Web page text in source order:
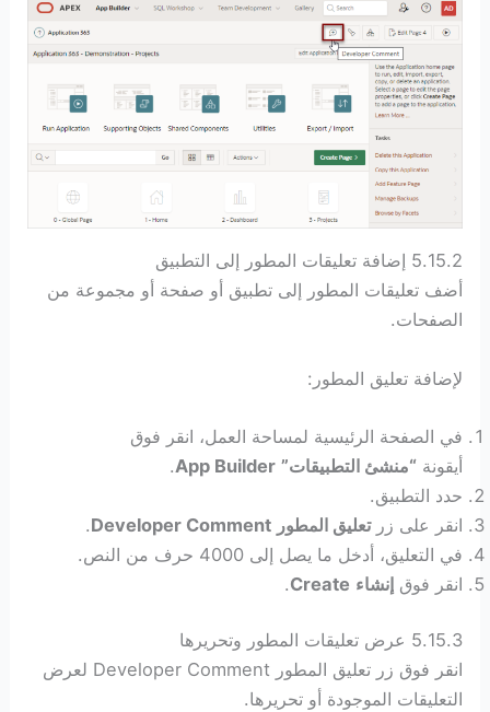
5.15.2 إضافة تعليقات المطور إلى التطبيق
أضف تعليقات المطور إلى تطبيق أو صفحة أو مجموعة من
الصفحات.
لإضافة تعليق المطور:
في الصفحة الرئيسية لمساحة العمل، انقر فوق
أيقونة“منشئ التطبيقات” App Builder
.
حدد التطبيق.
انقر على زرتعليق المطور Developer Comment
.
في التعليق، أدخل ما يصل إلى 4000 حرف من النص.
انقر فوقإنشاء Create
.
5.15.3 عرض تعليقات المطور وتحريرها
انقر فوق زر تعليق المطور Developer Comment لعرض
التعليقات الموجودة أو تحريرها.